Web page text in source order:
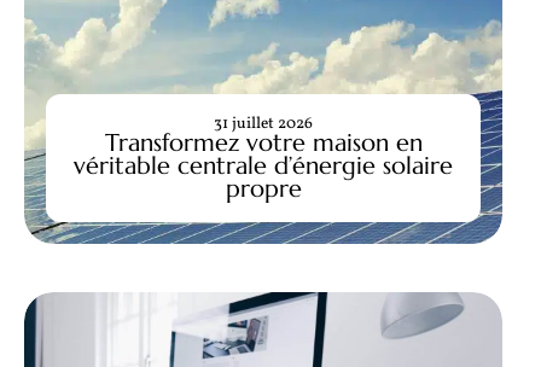
Transformez votre maison en
véritable centrale d’énergie solaire
propre
31 juillet 2026